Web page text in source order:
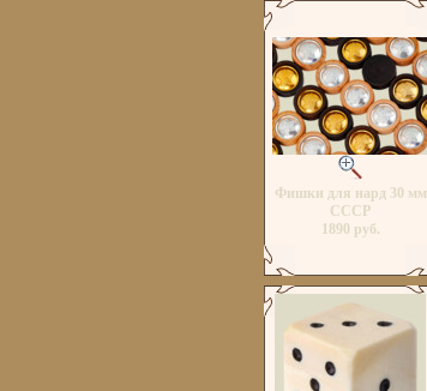
Фишки для нард 30 мм
СССР
1890 руб.